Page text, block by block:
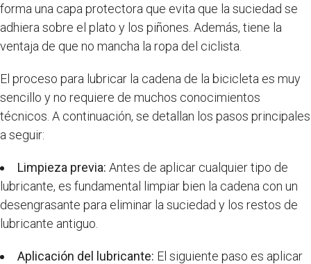
forma una capa protectora que evita que la suciedad se
adhiera sobre el plato y los piñones. Además, tiene la
ventaja de que no mancha la ropa del ciclista.
El proceso para lubricar la cadena de la bicicleta es muy
sencillo y no requiere de muchos conocimientos
técnicos. A continuación, se detallan los pasos principales
a seguir:
Limpieza previa: Antes de aplicar cualquier tipo de
lubricante, es fundamental limpiar bien la cadena con un
desengrasante para eliminar la suciedad y los restos de
lubricante antiguo.
Aplicación del lubricante: El siguiente paso es aplicar